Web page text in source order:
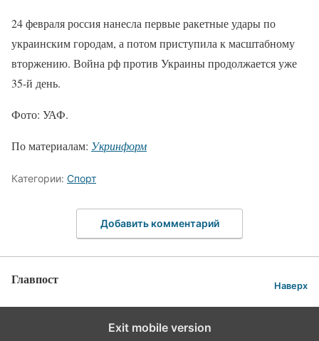
24 февраля россия нанесла первые ракетные удары по
украинским городам, а потом приступила к масштабному
вторжению. Война рф против Украины продолжается уже
35-й день.
Фото: УАФ.
По материалам: Укринформ
Категории: Спорт
Добавить комментарий
Главпост Наверх
Exit mobile version